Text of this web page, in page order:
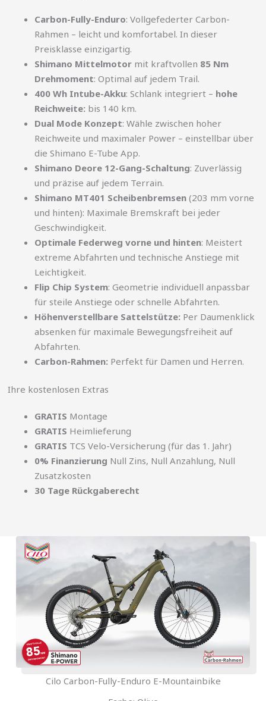
Carbon-Fully-Enduro: Vollgefederter Carbon-
Rahmen – leicht und komfortabel. In dieser
Preisklasse einzigartig.
Shimano Mittelmotor mit kraftvollen 85 Nm
Drehmoment: Optimal auf jedem Trail.
400 Wh Intube-Akku: Schlank integriert – hohe
Reichweite: bis 140 km.
Dual Mode Konzept: Wähle zwischen hoher
Reichweite und maximaler Power – einstellbar über
die Shimano E-Tube App.
Shimano Deore 12-Gang-Schaltung: Zuverlässig
und präzise auf jedem Terrain.
Shimano MT401 Scheibenbremsen (203 mm vorne
und hinten): Maximale Bremskraft bei jeder
Geschwindigkeit.
Optimale Federweg vorne und hinten: Meistert
extreme Abfahrten und technische Anstiege mit
Leichtigkeit.
Flip Chip System: Geometrie individuell anpassbar
für steile Anstiege oder schnelle Abfahrten.
Höhenverstellbare Sattelstütze: Per Daumenklick
absenken für maximale Bewegungsfreiheit auf
Abfahrten.
Carbon-Rahmen: Perfekt für Damen und Herren.
Ihre kostenlosen Extras
GRATIS Montage
GRATIS Heimlieferung
GRATIS TCS Velo-Versicherung (für das 1. Jahr)
0% Finanzierung Null Zins, Null Anzahlung, Null
Zusatzkosten
30 Tage Rückgaberecht
Cilo Carbon-Fully-Enduro E-Mountainbike